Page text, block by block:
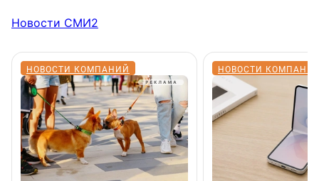
Новости СМИ2
НОВОСТИ КОМПАНИЙ НОВОСТИ